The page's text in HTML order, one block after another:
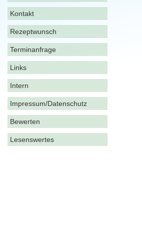
Kontakt
Rezeptwunsch
Terminanfrage
Links
Intern
Impressum/Datenschutz
Bewerten
Lesenswertes